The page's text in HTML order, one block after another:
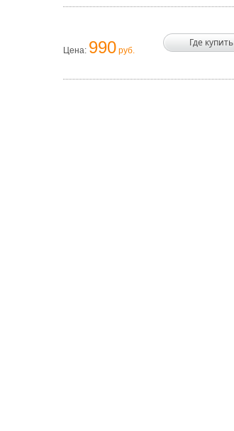
Цена: 990 руб.
Где купить